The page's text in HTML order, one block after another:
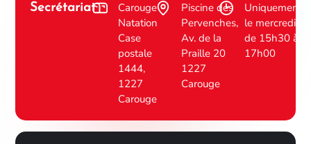
Secrétariat
Carouge
Natation
Case
postale
1444,
1227
Carouge
Piscine des
Pervenches,
Av. de la
Praille 20
1227
Carouge
Uniquement
le mercredi
de 15h30 à
17h00